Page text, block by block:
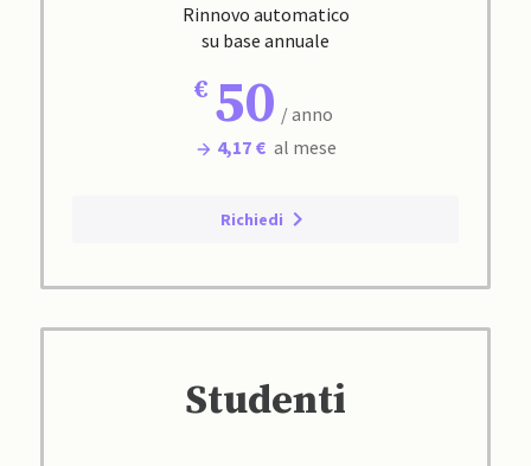
Rinnovo automatico
su base annuale
50 / anno
4,17 € al mese
Richiedi
Studenti